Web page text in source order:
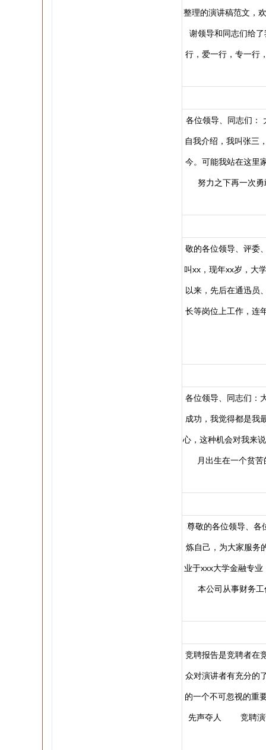
整理的演讲稿范文，
谢领导和同志们给
行，爱一行，专一行
各位领导、同志们：
自我介绍，我叫张三
今。可能我站在这里
努力之下再一次
敬的各位领导、评委
叫xx，现年xx岁，大
以来，先后在通迅员
长等岗位上工作，连
各位领导、同志们：
成功，我觉得都是我
心，这种机会对我来
月出生在一个贫
尊敬的各位领导、各
炼自己，为大家服务
业于xxx大学金融专
本公司从事财务
竞聘报告是竞聘者在
众对演讲者有充分的
的一个不可忽视的
先声夺人 竞聘演讲